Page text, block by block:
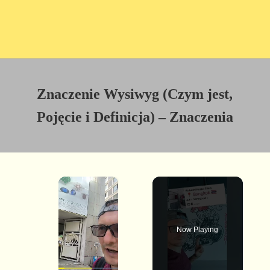
Znaczenie Wysiwyg (Czym jest,
Pojęcie i Definicja) – Znaczenia
×
Now Playing